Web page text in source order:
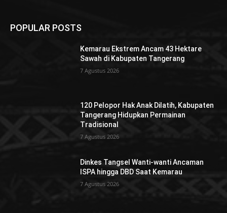
POPULAR POSTS
Kemarau Ekstrem Ancam 43 Hektare
Sawah di Kabupaten Tangerang
7 Agustus 2026
120 Pelopor Hak Anak Dilatih, Kabupaten
Tangerang Hidupkan Permainan
Tradisional
7 Agustus 2026
Dinkes Tangsel Wanti-wanti Ancaman
ISPA hingga DBD Saat Kemarau
7 Agustus 2026